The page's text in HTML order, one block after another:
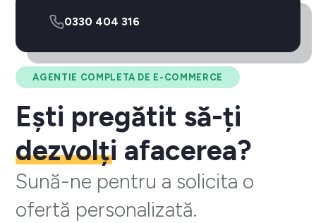
AGENTIE COMPLETA DE E-COMMERCE
Ești pregătit să-ți
dezvolți afacerea?
Sună-ne pentru a solicita o
ofertă personalizată.
0330 404 316